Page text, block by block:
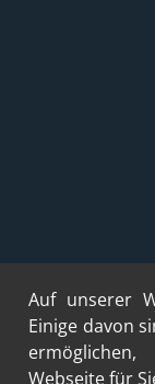
© 2024-
Auf unserer
Einige davon
Webseite für